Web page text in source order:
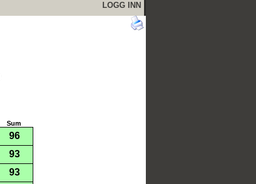
LOGG INN
Sum
96
93
93